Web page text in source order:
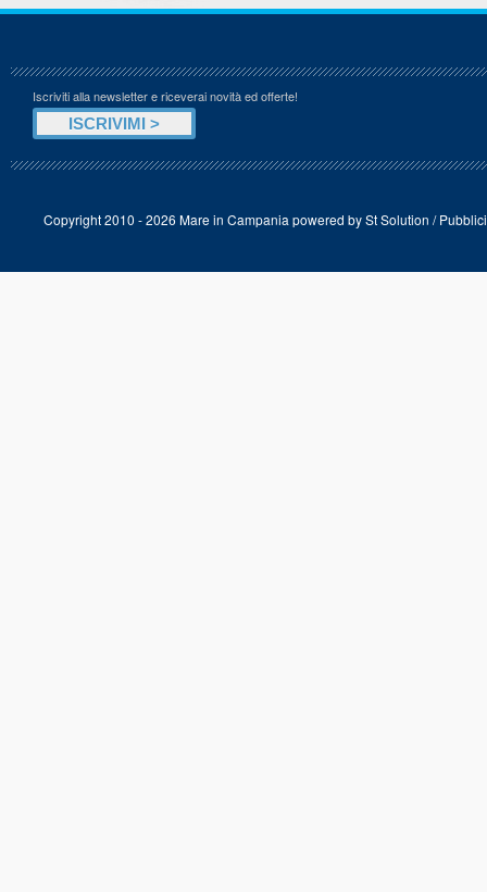
Iscriviti alla newsletter e riceverai novità ed offerte!
Copyright 2010 - 2026 Mare in Campania powered bySt Solution /